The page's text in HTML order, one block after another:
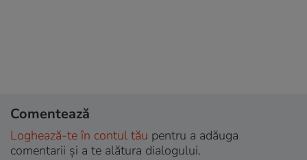
Comentează
Loghează-te în contul tău pentru a adăuga
comentarii și a te alătura dialogului.